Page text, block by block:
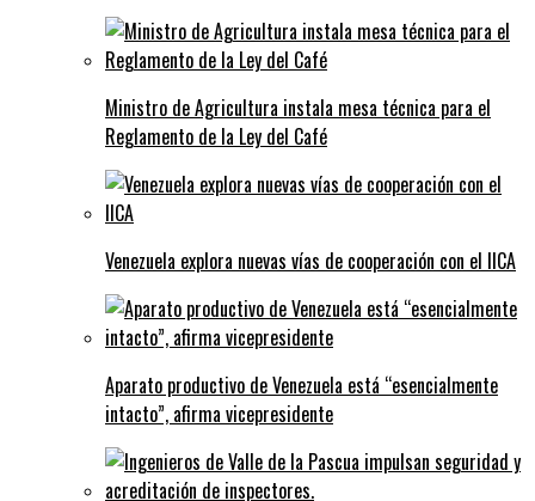
Ministro de Agricultura instala mesa técnica para el
Reglamento de la Ley del Café
Venezuela explora nuevas vías de cooperación con el IICA
Aparato productivo de Venezuela está “esencialmente
intacto”, afirma vicepresidente